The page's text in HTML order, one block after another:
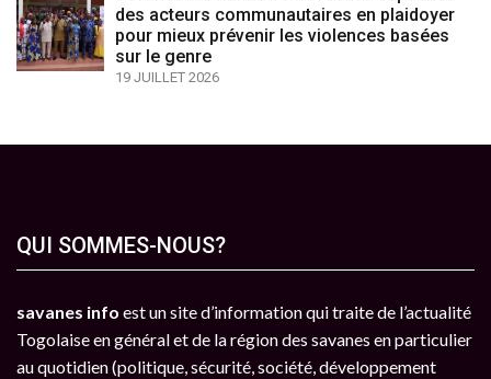
des acteurs communautaires en plaidoyer
pour mieux prévenir les violences basées
sur le genre
19 JUILLET 2026
QUI SOMMES-NOUS?
savanes info est un site d’information qui traite de l’actualité
Togolaise en général et de la région des savanes en particulier
au quotidien (politique, sécurité, société, développement